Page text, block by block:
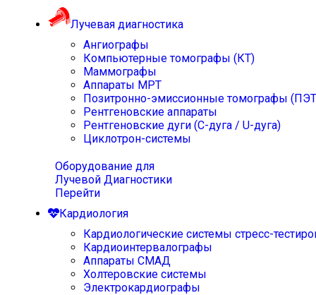
Лучевая диагностика
Ангиографы
Компьютерные томографы (КТ)
Маммографы
Аппараты МРТ
Позитронно-эмиссионные томографы
Рентгеновские аппараты
Рентгеновские дуги (С-дуга / U-дуга)
Циклотрон-системы
Оборудование для
Лучевой Диагностики
Перейти
Кардиология
Кардиологические системы стресс-
Кардиоинтервалографы
Аппараты СМАД
Холтеровские системы
Электрокардиографы